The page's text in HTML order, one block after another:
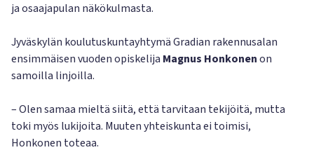
ja osaajapulan näkökulmasta.
Jyväskylän koulutuskuntayhtymä Gradian rakennusalan
ensimmäisen vuoden opiskelija Magnus Honkonenon
samoilla linjoilla.
– Olen samaa mieltä siitä, että tarvitaan tekijöitä, mutta
toki myös lukijoita. Muuten yhteiskunta ei toimisi,
Honkonen toteaa.